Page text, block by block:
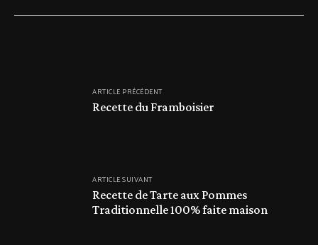
ARTICLE PRÉCÉDENT
Recette du Framboisier
ARTICLE SUIVANT
Recette de Tarte aux Pommes
Traditionnelle 100% faite maison